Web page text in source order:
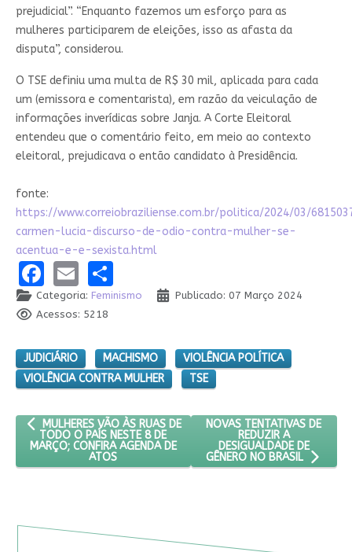
prejudicial”. “Enquanto fazemos um esforço para as
mulheres participarem de eleições, isso as afasta da
disputa”, considerou.
O TSE definiu uma multa de R$ 30 mil, aplicada para cada
um (emissora e comentarista), em razão da veiculação de
informações inverídicas sobre Janja. A Corte Eleitoral
entendeu que o comentário feito, em meio ao contexto
eleitoral, prejudicava o então candidato à Presidência.
fonte:
https://www.correiobraziliense.com.br/politica/2024/03/
carmen-lucia-discurso-de-odio-contra-mulher-se-
acentua-e-e-sexista.html
Facebook
EmailShare
Categoria: Feminismo
Publicado: 07 Março 2024
Acessos: 5218
JUDICIÁRIO MACHISMO
VIOLÊNCIA POLÍTICA
VIOLÊNCIA CONTRA MULHER
TSE
ARTIGO ANTERIOR: MULHERES VÃO ÀS RUAS DE TODO O PAÍS
MULHERES VÃO ÀS RUAS DE
TODO O PAÍS NESTE 8 DE
MARÇO; CONFIRA AGENDA DE
ATOS
PRÓXIMO ARTIGO: NOVAS
NOVAS TENTATIVAS DE
REDUZIR A
DESIGUALDADE DE
GÊNERO NO BRASIL